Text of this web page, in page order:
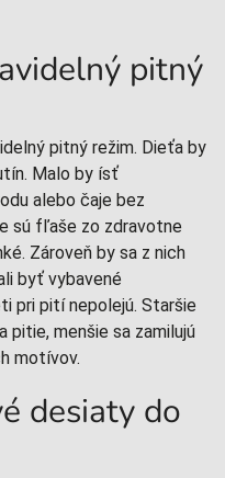
pitný
pitný režim. Dieťa by
Malo by ísť
alebo čaje bez
sú fľaše zo zdravotne
Zároveň by sa z nich
byť vybavené
pri pití nepolejú. Staršie
pitie, menšie sa zamilujú
motívov.
desiaty do